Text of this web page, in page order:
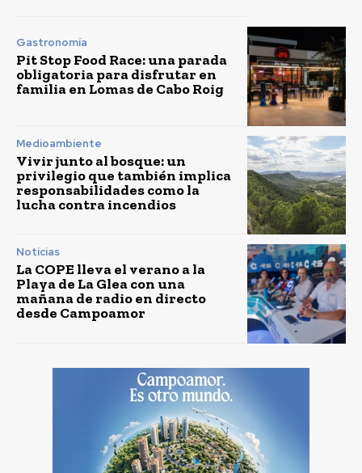
Gastronomía
Pit Stop Food Race: una parada
obligatoria para disfrutar en
familia en Lomas de Cabo Roig
Medioambiente
Vivir junto al bosque: un
privilegio que también implica
responsabilidades como la
lucha contra incendios
Noticias
La COPE lleva el verano a la
Playa de La Glea con una
mañana de radio en directo
desde Campoamor